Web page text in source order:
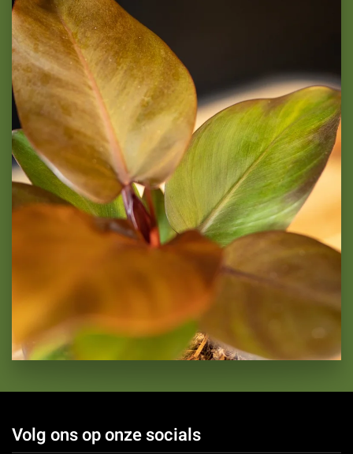
Philodendron Sunlight
Volg ons op onze socials